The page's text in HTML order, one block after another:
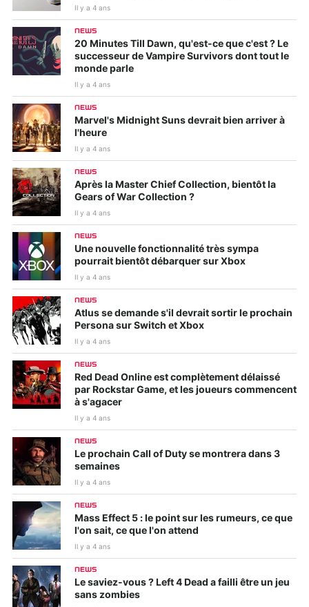
Il y a 4 ans
NEWS
20 Minutes Till Dawn, qu'est-ce que c'est ? Le
successeur de Vampire Survivors dont tout le
monde parle
Il y a 4 ans
NEWS
Marvel's Midnight Suns devrait bien arriver à
l'heure
Il y a 4 ans
NEWS
Après la Master Chief Collection, bientôt la
Gears of War Collection ?
Il y a 4 ans
NEWS
Une nouvelle fonctionnalité très sympa
pourrait bientôt débarquer sur Xbox
Il y a 4 ans
NEWS
Atlus se demande s'il devrait sortir le prochain
Persona sur Switch et Xbox
Il y a 4 ans
NEWS
Red Dead Online est complètement délaissé
par Rockstar Game, et les joueurs commencent
à s'agacer
Il y a 4 ans
NEWS
Le prochain Call of Duty se montrera dans 3
semaines
Il y a 4 ans
NEWS
Mass Effect 5 : le point sur les rumeurs, ce que
l'on sait, ce que l'on attend
Il y a 4 ans
NEWS
Le saviez-vous ? Left 4 Dead a failli être un jeu
sans zombies